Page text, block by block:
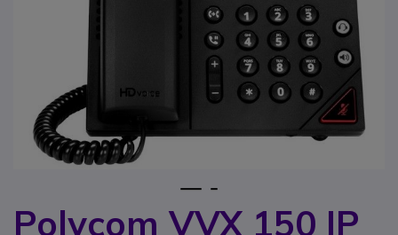
Polycom VVX 150 IP
Saltar para o início da Galeria de imagens